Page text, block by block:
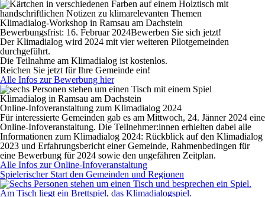
Klimadialog-Workshop in Ramsau am Dachstein
Bewerbungsfrist: 16. Februar 2024Bewerben Sie sich jetzt!
Der Klimadialog wird 2024 mit vier weiteren Pilotgemeinden
durchgeführt.
Die Teilnahme am Klimadialog ist kostenlos.
Reichen Sie jetzt für Ihre Gemeinde ein!
Alle Infos zur Bewerbung hier
Klimadialog in Ramsau am Dachstein
Online-Infoveranstaltung zum Klimadialog 2024
Für interessierte Gemeinden gab es am Mittwoch, 24. Jänner 2024 eine
Online-Infoveranstaltung. Die Teilnehmer:innen erhielten dabei alle
Informationen zum Klimadialog 2024: Rückblick auf den Klimadialog
2023 und Erfahrungsbericht einer Gemeinde, Rahmenbedingen für
eine Bewerbung für 2024 sowie den ungefähren Zeitplan.
Alle Infos zur Online-Infoveranstaltung
Spielerischer Start den Gemeinden und Regionen